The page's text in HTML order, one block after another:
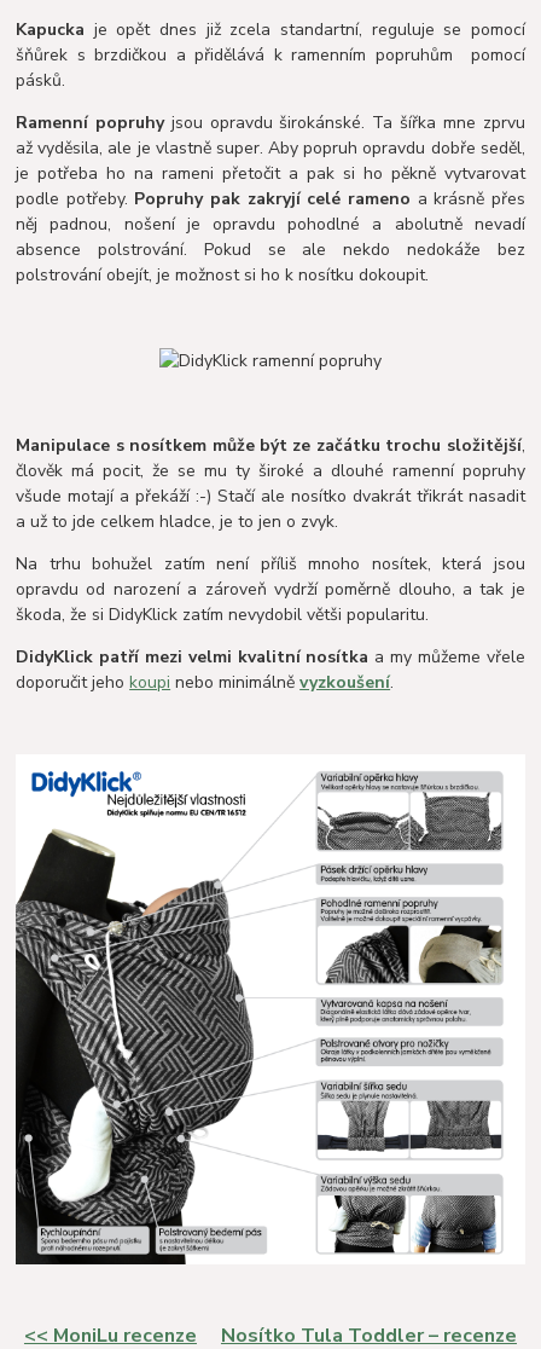
Kapucka je opět dnes již zcela standartní, reguluje se pomocí
šňůrek s brzdičkou a přidělává k ramenním popruhům pomocí
pásků.
Ramenní popruhyjsou opravdu širokánské. Ta šířka mne zprvu
až vyděsila, ale je vlastně super. Aby popruh opravdu dobře seděl,
je potřeba ho na rameni přetočit a pak si ho pěkně vytvarovat
podle potřeby. Popruhy pak zakryjí celé rameno a krásně přes
něj padnou, nošení je opravdu pohodlné a abolutně nevadí
absence polstrování. Pokud se ale nekdo nedokáže bez
polstrování obejít, je možnost si ho k nosítku dokoupit.
Manipulace s nosítkem může být ze začátku trochu složitější,
člověk má pocit, že se mu ty široké a dlouhé ramenní popruhy
všude motají a překáží :-) Stačí ale nosítko dvakrát třikrát nasadit
a už to jde celkem hladce, je to jen o zvyk.
Na trhu bohužel zatím není příliš mnoho nosítek, která jsou
opravdu od narození a zároveň vydrží poměrně dlouho, a tak je
škoda, že si DidyKlick zatím nevydobil větši popularitu.
DidyKlick patří mezi velmi kvalitní nosítka a my můžeme vřele
doporučit jehokoupi nebo minimálněvyzkoušení.
<< MoniLu recenze
Nosítko Tula Toddler – recenze